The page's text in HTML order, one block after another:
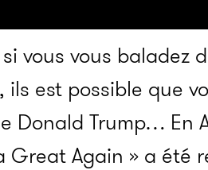
vous vous baladez
est possible que
Donald Trump… En
Great Again » a été